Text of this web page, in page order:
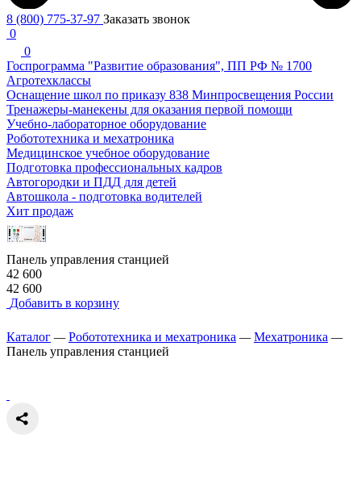
8 (800) 775-37-97 Заказать звонок
0
0
Госпрограмма "Развитие образования", ПП РФ № 1700
Агротехклассы
Оснащение школ по приказу 838 Минпросвещения России
Тренажеры-манекены для оказания первой помощи
Учебно-лабораторное оборудование
Робототехника и мехатроника
Медицинское учебное оборудование
Подготовка профессиональных кадров
Автогородки и ПДД для детей
Автошкола - подготовка водителей
Хит продаж
Панель управления станцией
42 600
42 600
Добавить в корзину
Каталог —Робототехника и мехатроника —Мехатроника —
Панель управления станцией